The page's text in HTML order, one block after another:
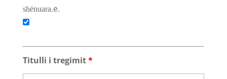
shënuara.e.
Titulli i tregimit*